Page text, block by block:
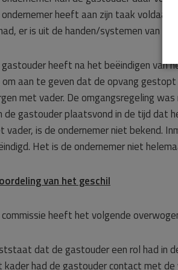
heeft aan zijn taak voldaan
er is uit de handen/systemen van
heeft na het beëindigen van
aan te geven dat de opvang
met vader. De omgangsregeling
de gastouder plaatsvond in de tijd dat
vader, is de ondernemer niet bekend.
Het is de ondernemer niet
van het geschil
heeft het volgende
dat de gastouder een rol had in
kader had de gastouder contact met